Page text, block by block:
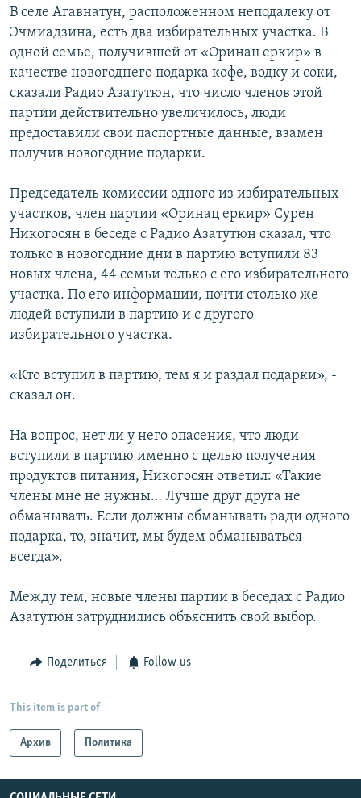
В селе Агавнатун, расположенном неподалеку от
Эчмиадзина, есть два избирательных участка. В
одной семье, получившей от «Оринац еркир» в
качестве новогоднего подарка кофе, водку и соки,
сказали Радио Азатутюн, что число членов этой
партии действительно увеличилось, люди
предоставили свои паспортные данные, взамен
получив новогодние подарки.
Председатель комиссии одного из избирательных
участков, член партии «Оринац еркир» Сурен
Никогосян в беседе с Радио Азатутюн сказал, что
только в новогодние дни в партию вступили 83
новых члена, 44 семьи только с его избирательного
участка. По его информации, почти столько же
людей вступили в партию и с другого
избирательного участка.
«Кто вступил в партию, тем я и раздал подарки», -
сказал он.
На вопрос, нет ли у него опасения, что люди
вступили в партию именно с целью получения
продуктов питания, Никогосян ответил: «Такие
члены мне не нужны… Лучше друг друга не
обманывать. Если должны обманывать ради одного
подарка, то, значит, мы будем обманываться
всегда».
Между тем, новые члены партии в беседах с Радио
Азатутюн затруднились объяснить свой выбор.
Поделиться Follow us
This item is part of
Архив Политика